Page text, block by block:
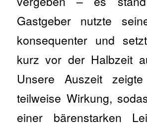
Gastgeber nutzte
konsequenter und
kurz vor der Halbzeit
Unsere Auszeit
teilweise Wirkung,
einer bärenstarken